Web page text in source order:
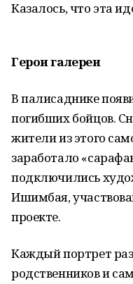
Казалось, что эта
Герои галереи
В палисаднике
погибших бойцов.
жители из этого
заработало
подключились
Ишимбая,
проекте.
Каждый портрет
родственников и